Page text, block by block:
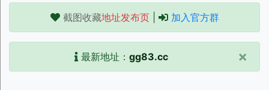
截图收藏地址发布页| 加入官方群
最新地址： gg83.cc ×